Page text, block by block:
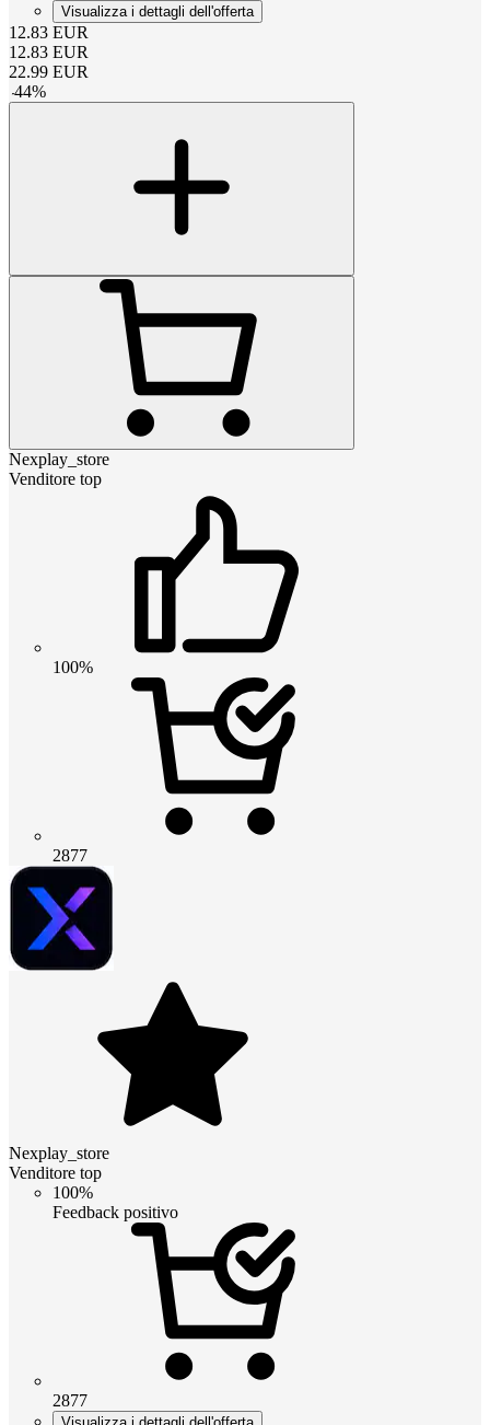
Visualizza i dettagli dell'offerta
12.83 EUR
12.83 EUR
22.99 EUR
-44%
Nexplay_store
Venditore top
100%
2877
Nexplay_store
Venditore top
100%
Feedback positivo
2877